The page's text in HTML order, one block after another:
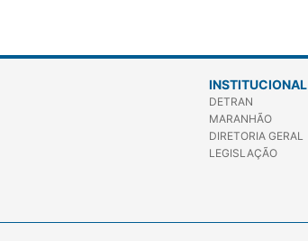
INSTITUCIONAL
DETRAN
MARANHÃO
DIRETORIA GERAL
LEGISLAÇÃO